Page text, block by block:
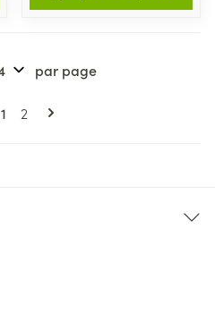
Pages
Vous lisez actuellement la page
1 Page
2
par page